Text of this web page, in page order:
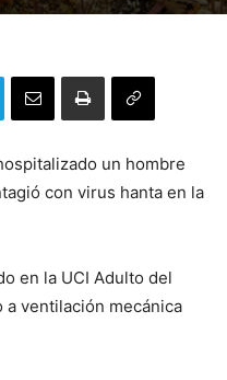
un hombre
con virus hanta en la
en la UCI Adulto del
a ventilación mecánica